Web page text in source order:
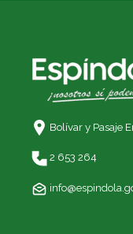
Bolívar y Pasaje
2 653 264